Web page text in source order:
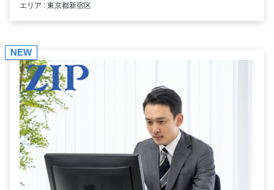
エリア : 東京都新宿区
NEW